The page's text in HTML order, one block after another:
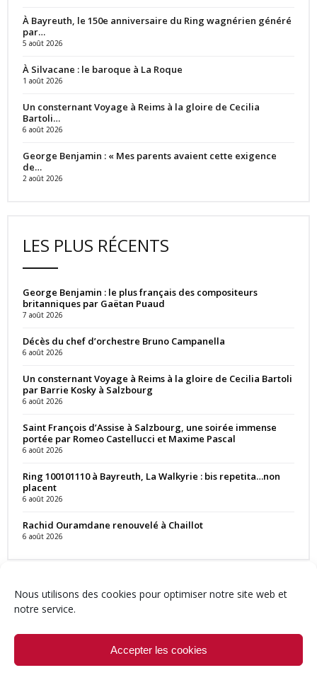
Nous utilisons des cookies pour optimiser notre site web et
notre service.
Accepter les cookies
À Bayreuth, le 150e anniversaire du Ring wagnérien généré
par…
5 août 2026
À Silvacane : le baroque à La Roque
1 août 2026
Un consternant Voyage à Reims à la gloire de Cecilia
Bartoli…
6 août 2026
George Benjamin : « Mes parents avaient cette exigence
de…
2 août 2026
LES PLUS RÉCENTS
George Benjamin : le plus français des compositeurs
britanniques par Gaëtan Puaud
7 août 2026
Décès du chef d’orchestre Bruno Campanella
6 août 2026
Un consternant Voyage à Reims à la gloire de Cecilia Bartoli
par Barrie Kosky à Salzbourg
6 août 2026
Saint François d’Assise à Salzbourg, une soirée immense
portée par Romeo Castellucci et Maxime Pascal
6 août 2026
Ring 100101110 à Bayreuth, La Walkyrie : bis repetita…non
placent
6 août 2026
Rachid Ouramdane renouvelé à Chaillot
6 août 2026